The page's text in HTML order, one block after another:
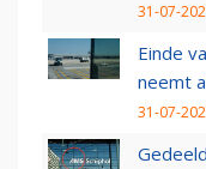
31-07-
Einde
neemt
31-07-